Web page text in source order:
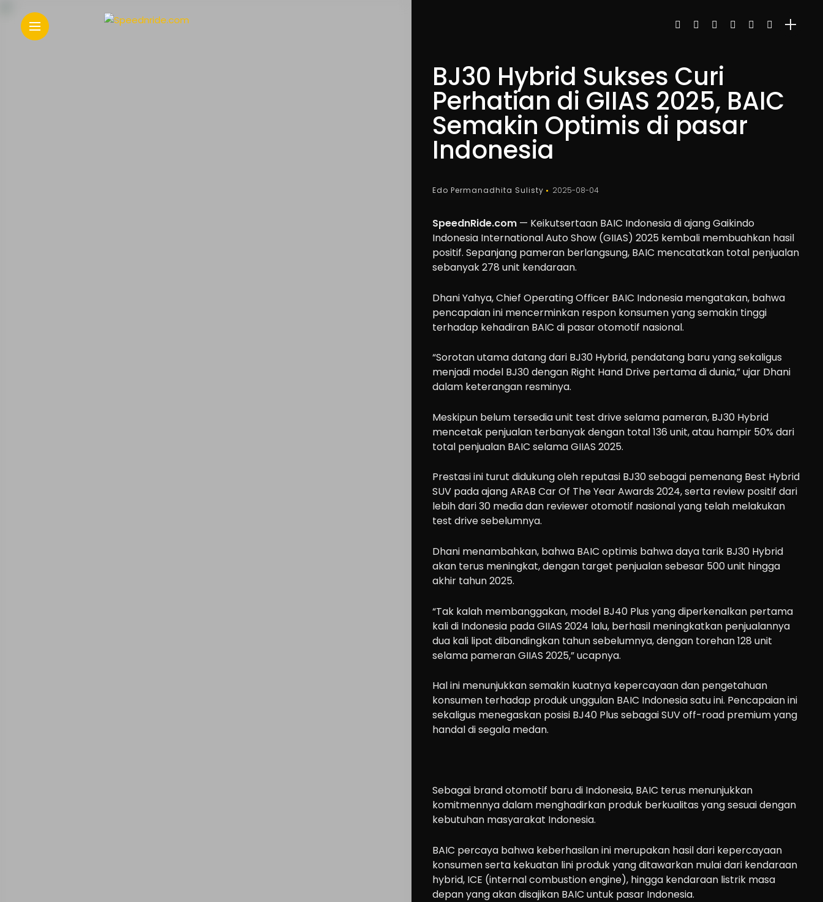
Cars
n
Drive
Tips
Community
Accessories
BJ30 Hybrid Sukses Curi
Perhatian di GIIAS 2025, BAIC
Semakin Optimis di pasar
Indonesia
Edo Permanadhita Sulisty 2025-08-04
SpeednRide.com— Keikutsertaan BAIC Indonesia di ajang Gaikindo
Indonesia International Auto Show (GIIAS) 2025 kembali membuahkan hasil
positif. Sepanjang pameran berlangsung, BAIC mencatatkan total penjualan
sebanyak 278 unit kendaraan.
Dhani Yahya, Chief Operating Officer BAIC Indonesia mengatakan, bahwa
pencapaian ini mencerminkan respon konsumen yang semakin tinggi
terhadap kehadiran BAIC di pasar otomotif nasional.
“Sorotan utama datang dari BJ30 Hybrid, pendatang baru yang sekaligus
menjadi model BJ30 dengan Right Hand Drive pertama di dunia,” ujar Dhani
dalam keterangan resminya.
Meskipun belum tersedia unit test drive selama pameran, BJ30 Hybrid
mencetak penjualan terbanyak dengan total 136 unit, atau hampir 50% dari
total penjualan BAIC selama GIIAS 2025.
Prestasi ini turut didukung oleh reputasi BJ30 sebagai pemenang Best Hybrid
SUV pada ajang ARAB Car Of The Year Awards 2024, serta review positif dari
lebih dari 30 media dan reviewer otomotif nasional yang telah melakukan
test drive sebelumnya.
Dhani menambahkan, bahwa BAIC optimis bahwa daya tarik BJ30 Hybrid
akan terus meningkat, dengan target penjualan sebesar 500 unit hingga
akhir tahun 2025.
“Tak kalah membanggakan, model BJ40 Plus yang diperkenalkan pertama
kali di Indonesia pada GIIAS 2024 lalu, berhasil meningkatkan penjualannya
dua kali lipat dibandingkan tahun sebelumnya, dengan torehan 128 unit
selama pameran GIIAS 2025,” ucapnya.
Hal ini menunjukkan semakin kuatnya kepercayaan dan pengetahuan
konsumen terhadap produk unggulan BAIC Indonesia satu ini. Pencapaian ini
sekaligus menegaskan posisi BJ40 Plus sebagai SUV off-road premium yang
handal di segala medan.
Sebagai brand otomotif baru di Indonesia, BAIC terus menunjukkan
komitmennya dalam menghadirkan produk berkualitas yang sesuai dengan
kebutuhan masyarakat Indonesia.
BAIC percaya bahwa keberhasilan ini merupakan hasil dari kepercayaan
konsumen serta kekuatan lini produk yang ditawarkan mulai dari kendaraan
hybrid, ICE (internal combustion engine), hingga kendaraan listrik masa
depan yang akan disajikan BAIC untuk pasar Indonesia.